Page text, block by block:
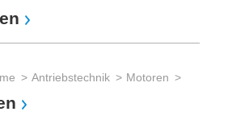
Antriebstechnik Motoren